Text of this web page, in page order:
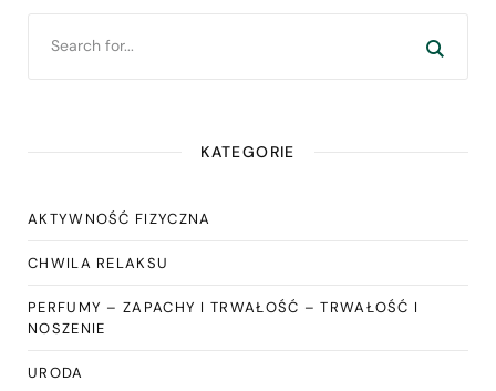
KATEGORIE
AKTYWNOŚĆ FIZYCZNA
CHWILA RELAKSU
PERFUMY – ZAPACHY I TRWAŁOŚĆ – TRWAŁOŚĆ I
NOSZENIE
URODA